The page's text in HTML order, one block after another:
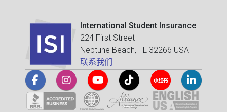
International Student Insurance
224 First Street
Neptune Beach, FL 32266 USA
联系我们